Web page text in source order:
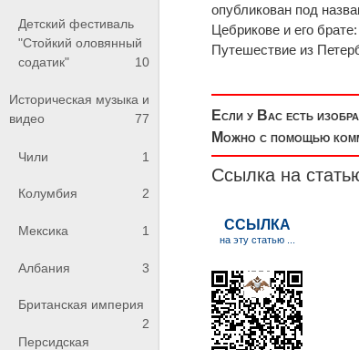
Детский фестиваль
"Стойкий оловянный
содатик"
10
Историческая музыка и
видео
77
Чили 1
Колумбия 2
Мексика 1
Албания 3
Британская империя
2
Персидская
опубликован под
Цебрикове и его
Путешествие из
Если у Вас есть
Можно с помощью
Ссылка на